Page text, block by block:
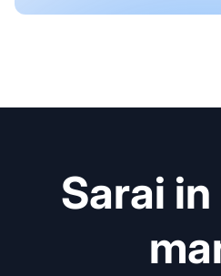
Sarai